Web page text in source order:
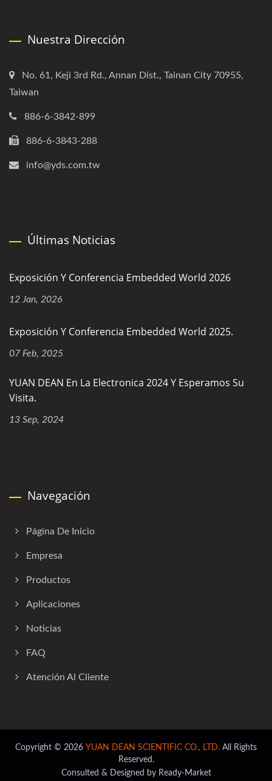
Nuestra Dirección
No. 61, Keji 3rd Rd., Annan Dist., Tainan City 70955,
Taiwan
886-6-3842-899
886-6-3843-288
info@yds.com.tw
Últimas Noticias
Exposición Y Conferencia Embedded World 2026
12 Jan, 2026
Exposición Y Conferencia Embedded World 2025.
07 Feb, 2025
YUAN DEAN En La Electronica 2024 Y Esperamos Su
Visita.
13 Sep, 2024
Navegación
Página De Inicio
Empresa
Productos
Aplicaciones
Noticias
FAQ
Atención Al Cliente
Copyright © 2026 YUAN DEAN SCIENTIFIC CO., LTD. All Rights
Reserved.
Consulted & Designed by Ready-Market